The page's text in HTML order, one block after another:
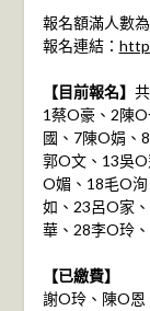
報名額滿人數
報名連結：
【目前報名】
1蔡O豪、2陳
國、7陳O娟、
郭O文、13吳
O媚、18毛O
如、23呂O家
華、28李O玲
【已繳費】
謝O玲、陳O